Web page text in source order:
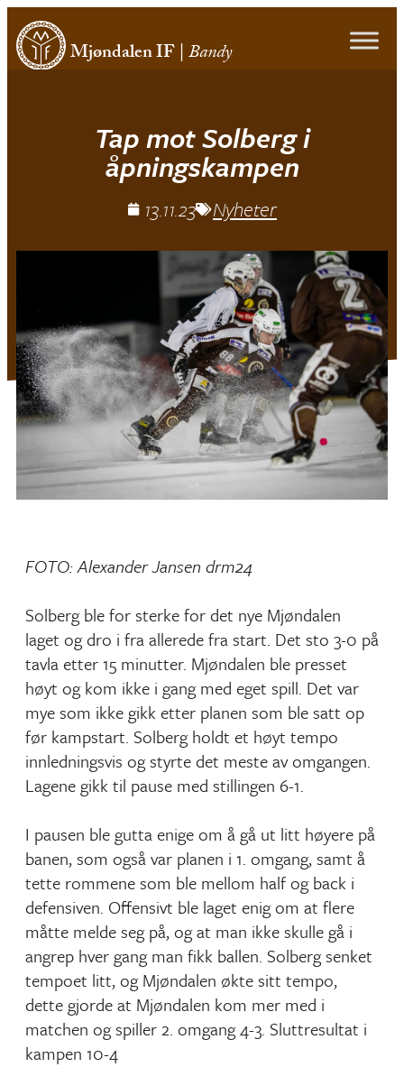
Mjøndalen IF|Bandy
Tap mot Solberg i
åpningskampen
13.11.23 Nyheter
FOTO: Alexander Jansen drm24
Solberg ble for sterke for det nye Mjøndalen
laget og dro i fra allerede fra start. Det sto 3-0 på
tavla etter 15 minutter. Mjøndalen ble presset
høyt og kom ikke i gang med eget spill. Det var
mye som ikke gikk etter planen som ble satt op
før kampstart. Solberg holdt et høyt tempo
innledningsvis og styrte det meste av omgangen.
Lagene gikk til pause med stillingen 6-1.
I pausen ble gutta enige om å gå ut litt høyere på
banen, som også var planen i 1. omgang, samt å
tette rommene som ble mellom half og back i
defensiven. Offensivt ble laget enig om at flere
måtte melde seg på, og at man ikke skulle gå i
angrep hver gang man fikk ballen. Solberg senket
tempoet litt, og Mjøndalen økte sitt tempo,
dette gjorde at Mjøndalen kom mer med i
matchen og spiller 2. omgang 4-3. Sluttresultat i
kampen 10-4